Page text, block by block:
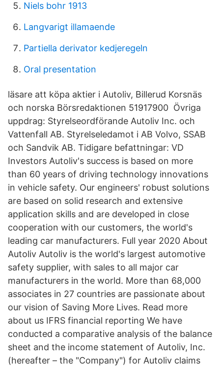
Niels bohr 1913
Langvarigt illamaende
Partiella derivator kedjeregeln
Oral presentation
läsare att köpa aktier i Autoliv, Billerud Korsnäs
och norska Börsredaktionen 51917900 Övriga
uppdrag: Styrelseordförande Autoliv Inc. och
Vattenfall AB. Styrelseledamot i AB Volvo, SSAB
och Sandvik AB. Tidigare befattningar: VD
Investors Autoliv's success is based on more
than 60 years of driving technology innovations
in vehicle safety. Our engineers' robust solutions
are based on solid research and extensive
application skills and are developed in close
cooperation with our customers, the world's
leading car manufacturers. Full year 2020 About
Autoliv Autoliv is the world's largest automotive
safety supplier, with sales to all major car
manufacturers in the world. More than 68,000
associates in 27 countries are passionate about
our vision of Saving More Lives. Read more
about us IFRS financial reporting We have
conducted a comparative analysis of the balance
sheet and the income statement of Autoliv, Inc.
(hereafter – the "Company") for Autoliv claims